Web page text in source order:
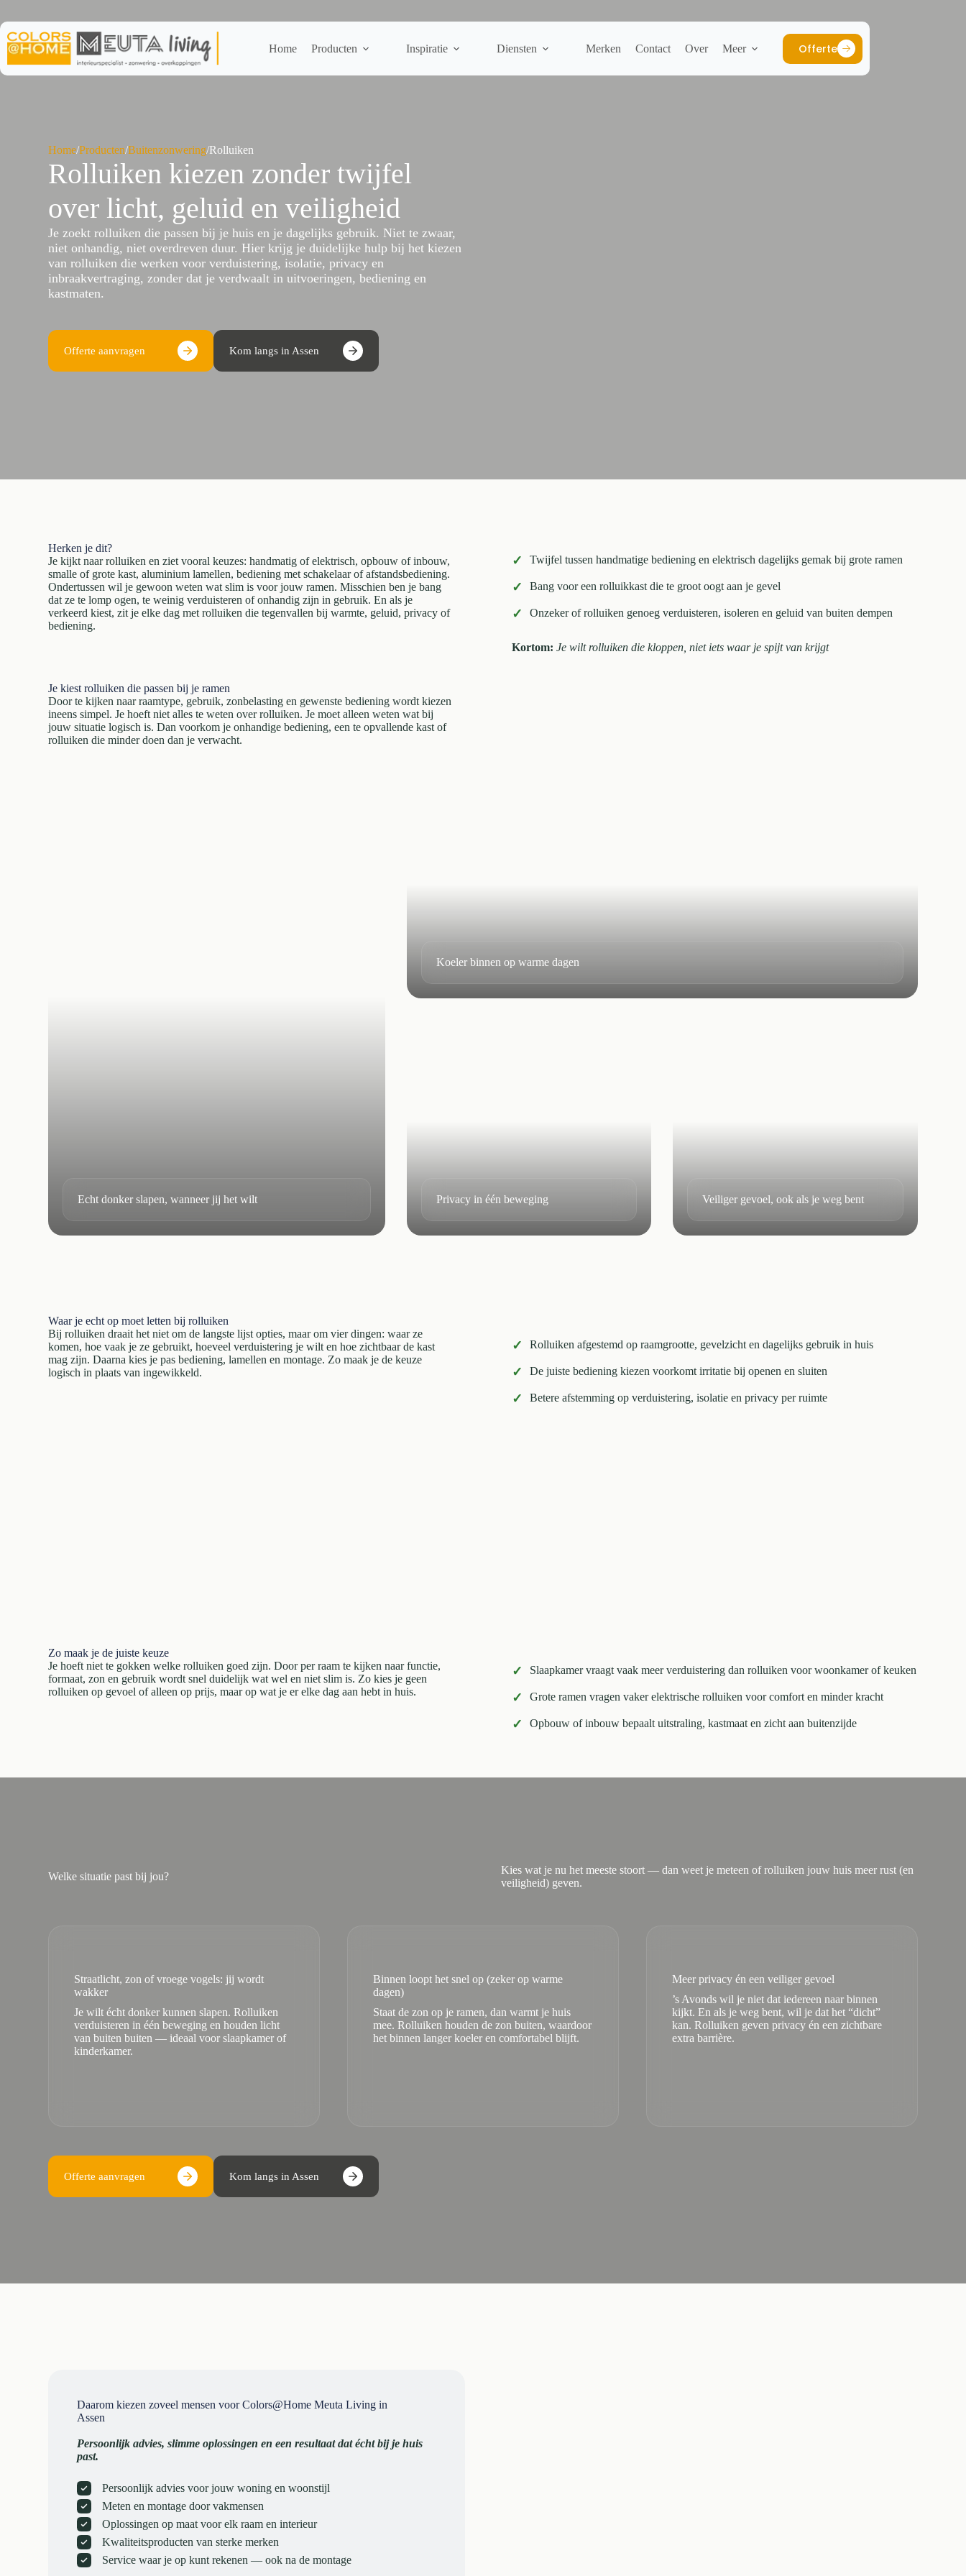
de
inhoud
Home Producten Inspiratie Diensten Merken Contact Over Meer Offerte
Home/Producten/Buitenzonwering/Rolluiken
Rolluiken kiezen zonder twijfel
over licht, geluid en veiligheid
Je zoekt rolluiken die passen bij je huis en je dagelijks gebruik. Niet te zwaar,
niet onhandig, niet overdreven duur. Hier krijg je duidelijke hulp bij het kiezen
van rolluiken die werken voor verduistering, isolatie, privacy en
inbraakvertraging, zonder dat je verdwaalt in uitvoeringen, bediening en
kastmaten.
Offerte aanvragen Kom langs in Assen
Herken je dit?
Je kijkt naar rolluiken en ziet vooral keuzes: handmatig of elektrisch, opbouw of inbouw,
smalle of grote kast, aluminium lamellen, bediening met schakelaar of afstandsbediening.
Ondertussen wil je gewoon weten wat slim is voor jouw ramen. Misschien ben je bang
dat ze te lomp ogen, te weinig verduisteren of onhandig zijn in gebruik. En als je
verkeerd kiest, zit je elke dag met rolluiken die tegenvallen bij warmte, geluid, privacy of
bediening.
✓ Twijfel tussen handmatige bediening en elektrisch dagelijks gemak bij grote ramen
✓ Bang voor een rolluikkast die te groot oogt aan je gevel
✓ Onzeker of rolluiken genoeg verduisteren, isoleren en geluid van buiten dempen
Kortom: Je wilt rolluiken die kloppen, niet iets waar je spijt van krijgt
Je kiest rolluiken die passen bij je ramen
Door te kijken naar raamtype, gebruik, zonbelasting en gewenste bediening wordt kiezen
ineens simpel. Je hoeft niet alles te weten over rolluiken. Je moet alleen weten wat bij
jouw situatie logisch is. Dan voorkom je onhandige bediening, een te opvallende kast of
rolluiken die minder doen dan je verwacht.
Echt donker slapen, wanneer jij het wilt
Koeler binnen op warme dagen
Privacy in één beweging Veiliger gevoel, ook als je weg bent
Waar je echt op moet letten bij rolluiken
Bij rolluiken draait het niet om de langste lijst opties, maar om vier dingen: waar ze
komen, hoe vaak je ze gebruikt, hoeveel verduistering je wilt en hoe zichtbaar de kast
mag zijn. Daarna kies je pas bediening, lamellen en montage. Zo maak je de keuze
logisch in plaats van ingewikkeld.
✓ Rolluiken afgestemd op raamgrootte, gevelzicht en dagelijks gebruik in huis
✓ De juiste bediening kiezen voorkomt irritatie bij openen en sluiten
✓ Betere afstemming op verduistering, isolatie en privacy per ruimte
Zo maak je de juiste keuze
Je hoeft niet te gokken welke rolluiken goed zijn. Door per raam te kijken naar functie,
formaat, zon en gebruik wordt snel duidelijk wat wel en niet slim is. Zo kies je geen
rolluiken op gevoel of alleen op prijs, maar op wat je er elke dag aan hebt in huis.
✓ Slaapkamer vraagt vaak meer verduistering dan rolluiken voor woonkamer of keuken
✓ Grote ramen vragen vaker elektrische rolluiken voor comfort en minder kracht
✓ Opbouw of inbouw bepaalt uitstraling, kastmaat en zicht aan buitenzijde
Welke situatie past bij jou?
Kies wat je nu het meeste stoort — dan weet je meteen of rolluiken jouw huis meer rust (en
veiligheid) geven.
Straatlicht, zon of vroege vogels: jij wordt
wakker
Je wilt écht donker kunnen slapen. Rolluiken
verduisteren in één beweging en houden licht
van buiten buiten — ideaal voor slaapkamer of
kinderkamer.
Binnen loopt het snel op (zeker op warme
dagen)
Staat de zon op je ramen, dan warmt je huis
mee. Rolluiken houden de zon buiten, waardoor
het binnen langer koeler en comfortabel blijft.
Meer privacy én een veiliger gevoel
’s Avonds wil je niet dat iedereen naar binnen
kijkt. En als je weg bent, wil je dat het “dicht”
kan. Rolluiken geven privacy én een zichtbare
extra barrière.
Offerte aanvragen Kom langs in Assen
Daarom kiezen zoveel mensen voor Colors@Home Meuta Living in
Assen
Persoonlijk advies, slimme oplossingen en een resultaat dat écht bij je huis
past.
Persoonlijk advies voor jouw woning en woonstijl
Meten en montage door vakmensen
Oplossingen op maat voor elk raam en interieur
Kwaliteitsproducten van sterke merken
Service waar je op kunt rekenen — ook na de montage